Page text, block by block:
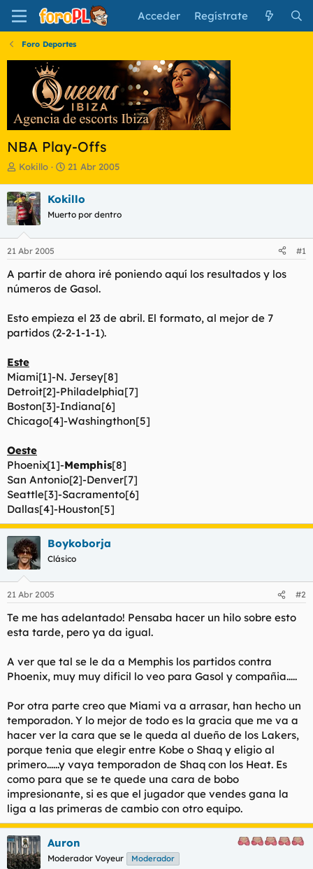
Acceder Regístrate
Foro Deportes
NBA Play-Offs
I
i
c
i
a
d
o
d
e
t
e
Kokillo
F
h
a
e
i
c
o
21 Abr 2005
Kokillo
Muerto por dentro
21 Abr 2005 #1
A partir de ahora iré poniendo aquí los resultados y los
números de Gasol.
Esto empieza el 23 de abril. El formato, al mejor de 7
partidos (2-2-1-1-1).
Este
Miami[1]-N. Jersey[8]
Detroit[2]-Philadelphia[7]
Boston[3]-Indiana[6]
Chicago[4]-Washingthon[5]
Oeste
Phoenix[1]-Memphis[8]
San Antonio[2]-Denver[7]
Seattle[3]-Sacramento[6]
Dallas[4]-Houston[5]
Boykoborja
Clásico
21 Abr 2005 #2
Te me has adelantado! Pensaba hacer un hilo sobre esto
esta tarde, pero ya da igual.
A ver que tal se le da a Memphis los partidos contra
Phoenix, muy muy dificil lo veo para Gasol y compañia.....
Por otra parte creo que Miami va a arrasar, han hecho un
temporadon. Y lo mejor de todo es la gracia que me va a
hacer ver la cara que se le queda al dueño de los Lakers,
porque tenia que elegir entre Kobe o Shaq y eligio al
primero......y vaya temporadon de Shaq con los Heat. Es
como para que se te quede una cara de bobo
impresionante, si es que el jugador que vendes gana la
liga a las primeras de cambio con otro equipo.
Auron
Moderador Voyeur Moderador